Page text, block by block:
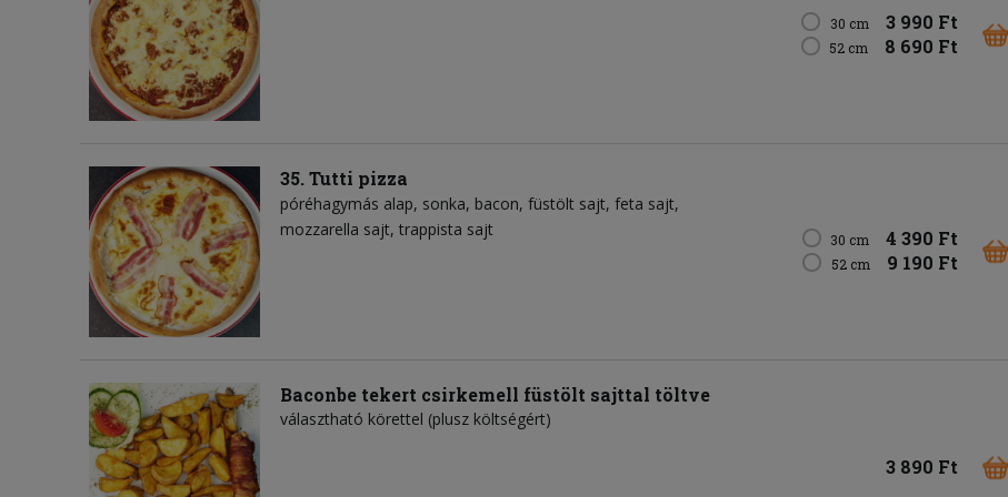
30 cm 3 990 Ft
52 cm 8 690 Ft
35. Tutti pizza
póréhagymás alap sonka bacon füstölt sajt feta sajt
mozzarella sajt trappista sajt 30 cm 4 390 Ft
52 cm 9 190 Ft
Baconbe tekert csirkemell füstölt sajttal töltve
választható körettel (plusz költségért)
3 890 Ft